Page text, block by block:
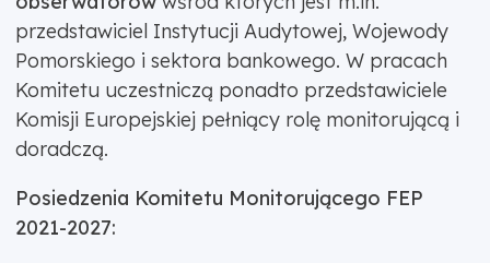
przedstawiciel Instytucji Audytowej, Wojewody
Pomorskiego i sektora bankowego. W pracach
Komitetu uczestniczą ponadto przedstawiciele
Komisji Europejskiej pełniący rolę monitorującą i
doradczą.
Posiedzenia Komitetu Monitorującego FEP
2021-2027: